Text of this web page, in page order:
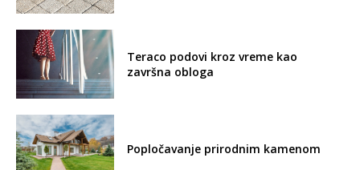
Teraco podovi kroz vreme kao
završna obloga
Popločavanje prirodnim kamenom